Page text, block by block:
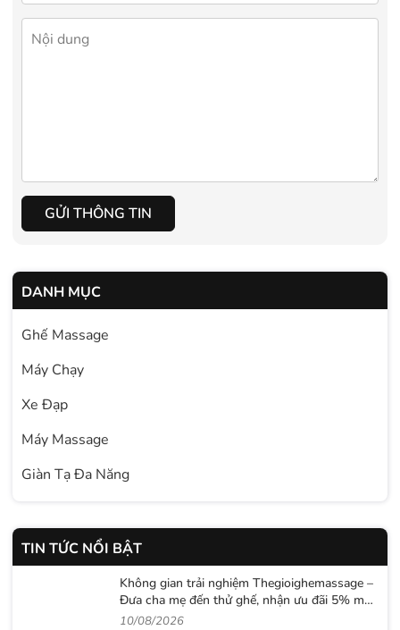
GỬI THÔNG TIN
DANH MỤC
Ghế Massage
Máy Chạy
Xe Đạp
Máy Massage
Giàn Tạ Đa Năng
TIN TỨC NỔI BẬT
Không gian trải nghiệm Thegioighemassage –
Đưa cha mẹ đến thử ghế, nhận ưu đãi 5% mùa
Vu Lan
10/08/2026